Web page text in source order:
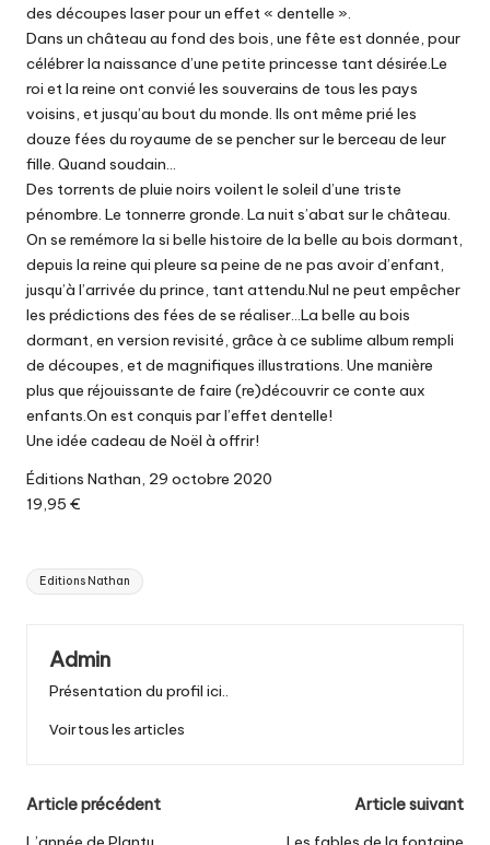
des découpes laser pour un effet « dentelle ».
Dans un château au fond des bois, une fête est donnée, pour
célébrer la naissance d’une petite princesse tant désirée.Le
roi et la reine ont convié les souverains de tous les pays
voisins, et jusqu’au bout du monde. Ils ont même prié les
douze fées du royaume de se pencher sur le berceau de leur
fille. Quand soudain…
Des torrents de pluie noirs voilent le soleil d’une triste
pénombre. Le tonnerre gronde. La nuit s’abat sur le château.
On se remémore la si belle histoire de la belle au bois dormant,
depuis la reine qui pleure sa peine de ne pas avoir d’enfant,
jusqu’à l’arrivée du prince, tant attendu.Nul ne peut empêcher
les prédictions des fées de se réaliser…La belle au bois
dormant, en version revisité, grâce à ce sublime album rempli
de découpes, et de magnifiques illustrations. Une manière
plus que réjouissante de faire (re)découvrir ce conte aux
enfants.On est conquis par l’effet dentelle!
Une idée cadeau de Noël à offrir!
Éditions Nathan, 29 octobre 2020
19,95 €
Tags:
Editions Nathan
Admin
Présentation du profil ici..
Voir tous les articles
Post
Article précédent
Article suivant